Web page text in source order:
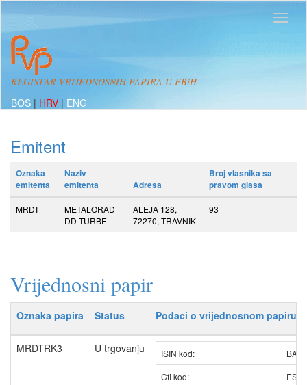
REGISTAR VRIJEDNOSNIH PAPIRA U FBiH
BOS | HRV | ENG
Emitent
Oznaka
emitenta
Naziv
emitenta
Adresa
Broj vlasnika sa
pravom glasa
MRDT
METALORAD
DD TURBE
ALEJA 128,
72270, TRAVNIK
93
Vrijednosni papir
Oznaka papira Status Podaci o vrijednosnom papiru
MRDTRK3 U trgovanju ISIN kod:
Cfi kod: